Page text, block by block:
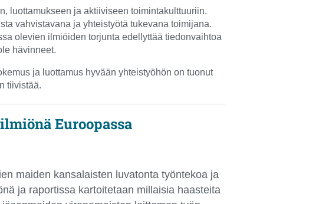
luottamukseen ja aktiiviseen toimintakulttuuriin.
vahvistavana ja yhteistyötä tukevana toimijana.
olevien ilmiöiden torjunta edellyttää tiedonvaihtoa
hävinneet.
ja luottamus hyvään yhteistyöhön on tuonut
tiivistää.
Euroopassa
maiden kansalaisten luvatonta työntekoa ja
ja raportissa kartoitetaan millaisia haasteita